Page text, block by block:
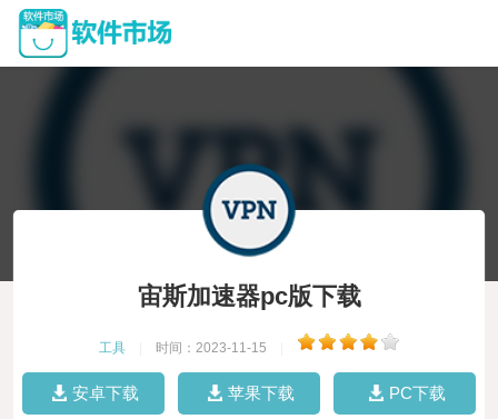
宙斯加速器pc版下载
工具 时间：2023-11-15
安卓下载 苹果下载 PC下载